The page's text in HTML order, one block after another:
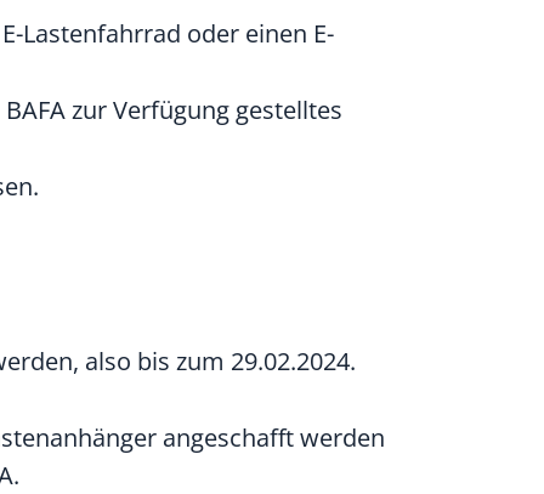
Lastenfahrrad oder einen E-
zur Verfügung gestelltes
also bis zum 29.02.2024.
angeschafft werden